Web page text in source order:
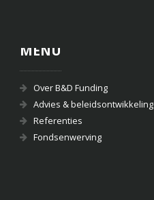
MENU
Over B&D Funding
Advies & beleidsontwikkeling
Referenties
Fondsenwerving